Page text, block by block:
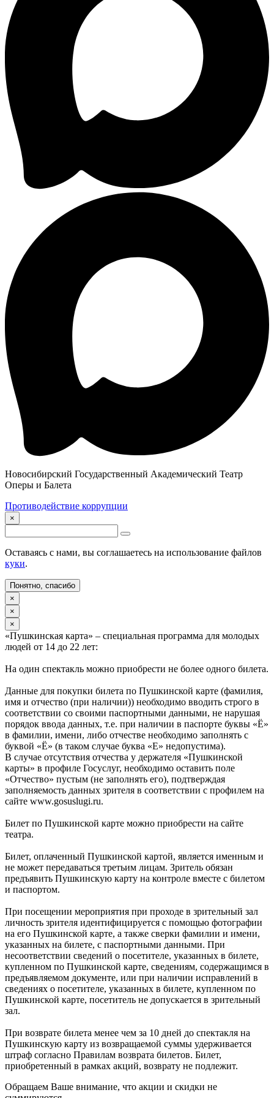
Новосибирский Государственный Академический Театр
Оперы и Балета
Противодействие коррупции
×
Оставаясь с нами, вы соглашаетесь на использование файлов
куки.
Понятно, спасибо
×
×
×
«Пушкинская карта» – специальная программа для молодых
людей от 14 до 22 лет:
На один спектакль можно приобрести не более одного билета.
Данные для покупки билета по Пушкинской карте (фамилия,
имя и отчество (при наличии)) необходимо вводить строго в
соответствии со своими паспортными данными, не нарушая
порядок ввода данных, т.е. при наличии в паспорте буквы «Ё»
в фамилии, имени, либо отчестве необходимо заполнять с
буквой «Ё» (в таком случае буква «Е» недопустима).
В случае отсутствия отчества у держателя «Пушкинской
карты» в профиле Госуслуг, необходимо оставить поле
«Отчество» пустым (не заполнять его), подтверждая
заполняемость данных зрителя в соответствии с профилем на
сайте www.gosuslugi.ru.
Билет по Пушкинской карте можно приобрести на сайте
театра.
Билет, оплаченный Пушкинской картой, является именным и
не может передаваться третьим лицам. Зритель обязан
предъявить Пушкинскую карту на контроле вместе с билетом
и паспортом.
При посещении мероприятия при проходе в зрительный зал
личность зрителя идентифицируется с помощью фотографии
на его Пушкинской карте, а также сверки фамилии и имени,
указанных на билете, с паспортными данными. При
несоответствии сведений о посетителе, указанных в билете,
купленном по Пушкинской карте, сведениям, содержащимся в
предъявляемом документе, или при наличии исправлений в
сведениях о посетителе, указанных в билете, купленном по
Пушкинской карте, посетитель не допускается в зрительный
зал.
При возврате билета менее чем за 10 дней до спектакля на
Пушкинскую карту из возвращаемой суммы удерживается
штраф согласно Правилам возврата билетов. Билет,
приобретенный в рамках акций, возврату не подлежит.
Обращаем Ваше внимание, что акции и скидки не